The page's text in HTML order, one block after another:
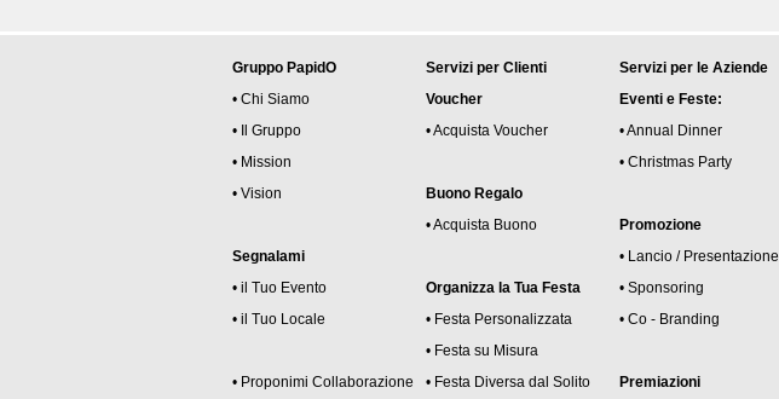
Gruppo PapidO
• Chi Siamo
• Il Gruppo
• Mission
• Vision
Segnalami
• il Tuo Evento
• il Tuo Locale
• Proponimi Collaborazione
Servizi per Clienti
Voucher
• Acquista Voucher
Buono Regalo
• Acquista Buono
Organizza la Tua Festa
• Festa Personalizzata
• Festa su Misura
• Festa Diversa dal Solito
Servizi per le Aziende
Eventi e Feste:
• Annual Dinner
• Christmas Party
Promozione
• Lancio / Presentazione
• Sponsoring
• Co - Branding
Premiazioni